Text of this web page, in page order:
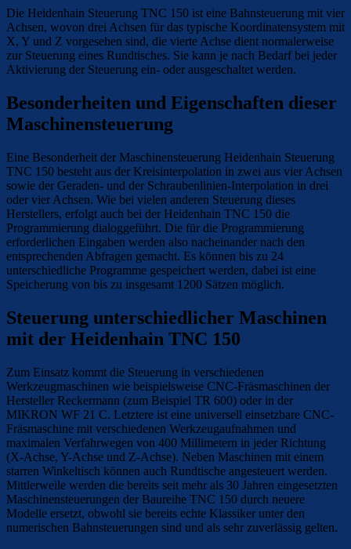
Die Heidenhain Steuerung TNC 150 ist eine Bahnsteuerung mit vier
Achsen, wovon drei Achsen für das typische Koordinatensystem mit
X, Y und Z vorgesehen sind, die vierte Achse dient normalerweise
zur Steuerung eines Rundtisches. Sie kann je nach Bedarf bei jeder
Aktivierung der Steuerung ein- oder ausgeschaltet werden.
Besonderheiten und Eigenschaften dieser
Maschinensteuerung
Eine Besonderheit der Maschinensteuerung Heidenhain Steuerung
TNC 150 besteht aus der Kreisinterpolation in zwei aus vier Achsen
sowie der Geraden- und der Schraubenlinien-Interpolation in drei
oder vier Achsen. Wie bei vielen anderen Steuerung dieses
Herstellers, erfolgt auch bei der Heidenhain TNC 150 die
Programmierung dialoggeführt. Die für die Programmierung
erforderlichen Eingaben werden also nacheinander nach den
entsprechenden Abfragen gemacht. Es können bis zu 24
unterschiedliche Programme gespeichert werden, dabei ist eine
Speicherung von bis zu insgesamt 1200 Sätzen möglich.
Steuerung unterschiedlicher Maschinen
mit der Heidenhain TNC 150
Zum Einsatz kommt die Steuerung in verschiedenen
Werkzeugmaschinen wie beispielsweise CNC-Fräsmaschinen der
Hersteller Reckermann (zum Beispiel TR 600) oder in der
MIKRON WF 21 C. Letztere ist eine universell einsetzbare CNC-
Fräsmaschine mit verschiedenen Werkzeugaufnahmen und
maximalen Verfahrwegen von 400 Millimetern in jeder Richtung
(X-Achse, Y-Achse und Z-Achse). Neben Maschinen mit einem
starren Winkeltisch können auch Rundtische angesteuert werden.
Mittlerweile werden die bereits seit mehr als 30 Jahren eingesetzten
Maschinensteuerungen der Baureihe TNC 150 durch neuere
Modelle ersetzt, obwohl sie bereits echte Klassiker unter den
numerischen Bahnsteuerungen sind und als sehr zuverlässig gelten.